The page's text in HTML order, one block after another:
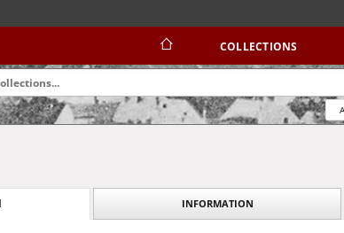
COLLECTIONS
INFORMATION